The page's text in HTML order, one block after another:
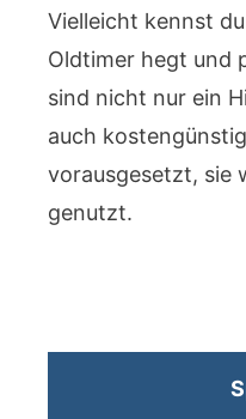
Vielleicht kennst
Oldtimer hegt und
sind nicht nur ein
auch
vorausgesetzt, sie
genutzt.